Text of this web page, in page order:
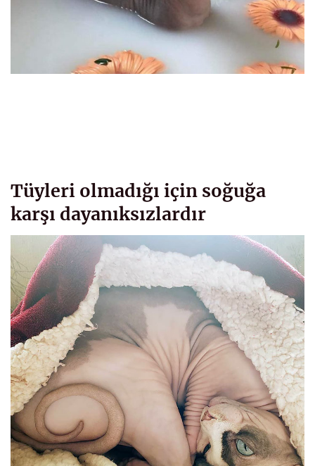
Tüyleri olmadığı için soğuğa
karşı dayanıksızlardır